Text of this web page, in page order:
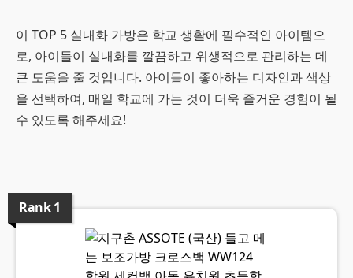
이 TOP 5 실내화 가방은 학교 생활에 필수적인 아이템으
로, 아이들이 실내화를 깔끔하고 위생적으로 관리하는 데
큰 도움을 줄 것입니다. 아이들이 좋아하는 디자인과 색상
을 선택하여, 매일 학교에 가는 것이 더욱 즐거운 경험이 될
수 있도록 해주세요!
Rank1